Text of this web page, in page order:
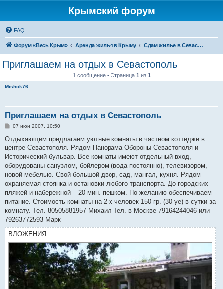
Крымский форум
FAQ
Форум «Весь Крым» Аренда жилья в Крыму Сдам жилье в Севастополе
Приглашаем на отдых в Севастополь
1 сообщение • Страница 1 из 1
Mishok76
Приглашаем на отдых в Севастополь
С
о
б
щ
е
и
е
07 июн 2007, 10:50
Отдыхающим предлагаем уютные комнаты в частном коттедже в
центре Севастополя. Рядом Панорама Обороны Севастополя и
Исторический бульвар. Все комнаты имеют отдельный вход,
оборудованы санузлом, бойлером (вода постоянно), телевизором,
новой мебелью. Свой большой двор, сад, мангал, кухня. Рядом
охраняемая стоянка и остановки любого транспорта. До городских
пляжей и набережной – 20 мин. пешком. По желанию обеспечиваем
питание. Стоимость комнаты на 2-х человек 150 гр. (30 уе) в сутки за
комнату. Тел. 80505881957 Михаил Тел. в Москве 79164244046 или
79263772593 Марк
ВЛОЖЕНИЯ